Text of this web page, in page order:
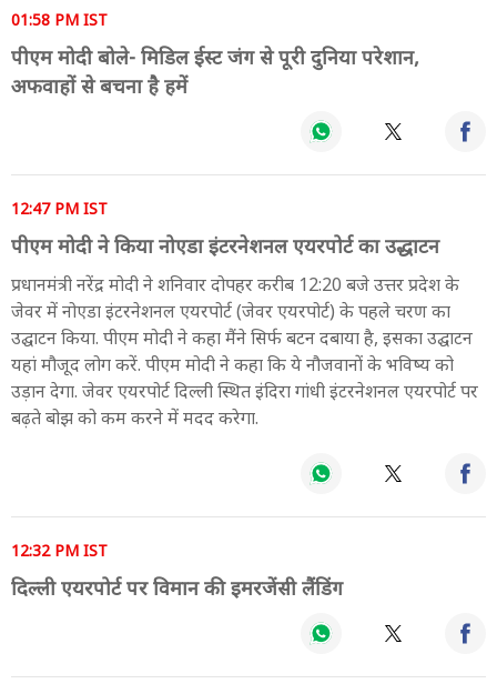
01:58 PM IST
पीएम मोदी बोले- मिडिल ईस्ट जंग से पूरी दुनिया परेशान,
अफवाहों से बचना है हमें
12:47 PM IST
पीएम मोदी ने किया नोएडा इंटरनेशनल एयरपोर्ट का उद्धाटन
प्रधानमंत्री नरेंद्र मोदी ने शनिवार दोपहर करीब 12:20 बजे उत्तर प्रदेश के
जेवर में नोएडा इंटरनेशनल एयरपोर्ट (जेवर एयरपोर्ट) के पहले चरण का
उद्घाटन किया. पीएम मोदी ने कहा मैंने सिर्फ बटन दबाया है, इसका उद्घाटन
यहां मौजूद लोग करें. पीएम मोदी ने कहा कि ये नौजवानों के भविष्य को
उड़ान देगा. जेवर एयरपोर्ट दिल्ली स्थित इंदिरा गांधी इंटरनेशनल एयरपोर्ट पर
बढ़ते बोझ को कम करने में मदद करेगा.
12:32 PM IST
दिल्ली एयरपोर्ट पर विमान की इमरजेंसी लैंडिंग